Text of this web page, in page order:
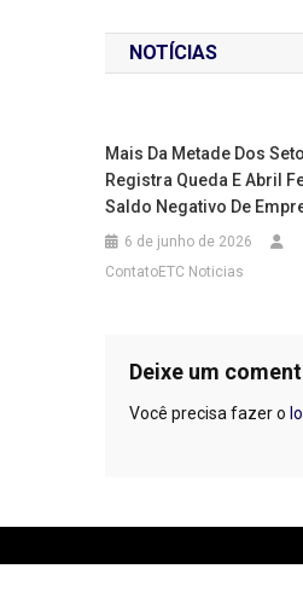
de
Post
NOTÍCIAS
Mais Da Metade Dos
Registra Queda E Abril
Saldo Negativo De
6 de junho de 2026
ContatoETC Noticias
Deixe um
Você precisa fazer o